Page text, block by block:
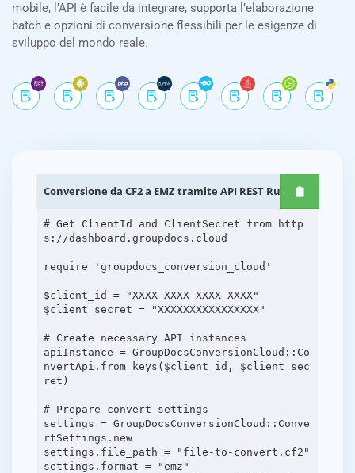
mobile, l’API è facile da integrare, supporta l’elaborazione
batch e opzioni di conversione flessibili per le esigenze di
sviluppo del mondo reale.
Conversione da CF2 a EMZ tramite API REST Ruby
# Get ClientId and ClientSecret from http
s://dashboard.groupdocs.cloud
require 'groupdocs_conversion_cloud'
$client_id = "XXXX-XXXX-XXXX-XXXX"
$client_secret = "XXXXXXXXXXXXXXXX"
# Create necessary API instances
apiInstance = GroupDocsConversionCloud::Co
nvertApi.from_keys($client_id, $client_sec
ret)
# Prepare convert settings
settings = GroupDocsConversionCloud::Conve
rtSettings.new
settings.file_path = "file-to-convert.cf2"
settings.format = "emz"